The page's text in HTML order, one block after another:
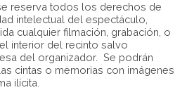
reserva todos los derechos de
intelectual del espectáculo,
cualquier filmación, grabación, o
interior del recinto salvo
del organizador. Se podrán
cintas o memorias con imágenes
ilícita.